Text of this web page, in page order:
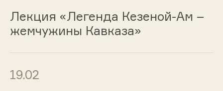
Лекция «Легенда Кезеной-Ам –
жемчужины Кавказа»
19.02